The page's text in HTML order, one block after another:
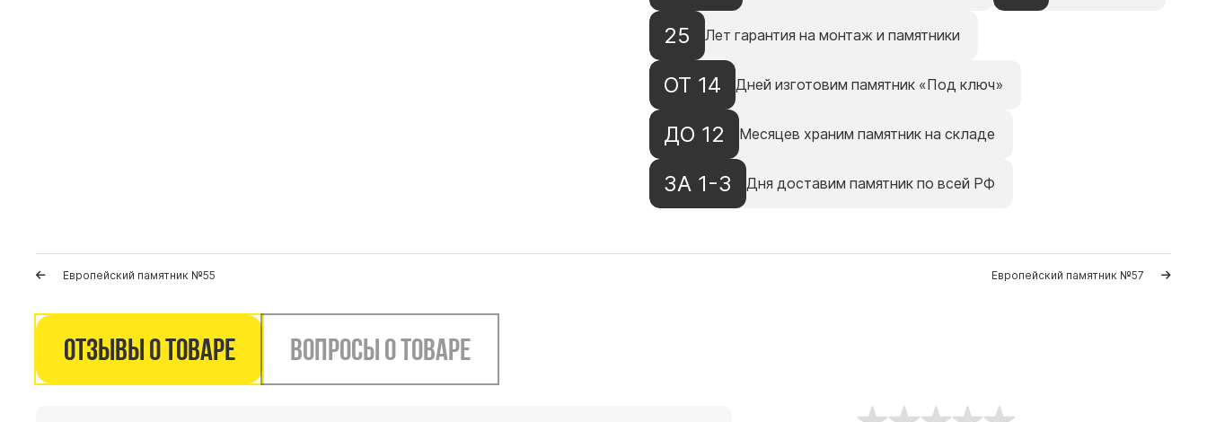
25 Лет гарантия на монтаж и памятники
ОТ 14 Дней изготовим памятник «Под ключ»
ДО 12 Месяцев храним памятник на складе
ЗА 1-3 Дня доставим памятник по всей РФ
Европейский памятник №55 Европейский памятник №57
Отзывы о товаре Вопросы о товаре